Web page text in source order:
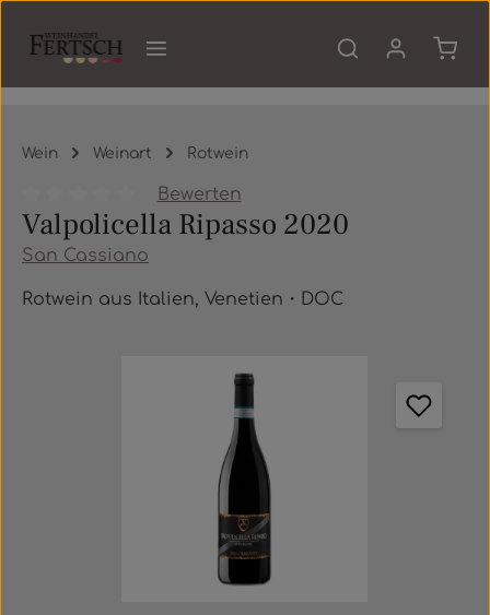
Wein Weinart Rotwein
Durchschnittliche Bewertung von 0 von 5 Sternen
Bewerten
Valpolicella Ripasso 2020
San Cassiano
Rotwein aus Italien, Venetien・DOC